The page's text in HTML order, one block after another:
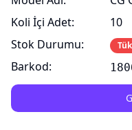
Koli İçi Adet:
Stok Durumu:
Barkod:
10